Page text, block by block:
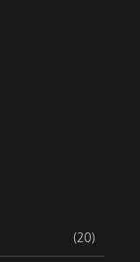
(20)